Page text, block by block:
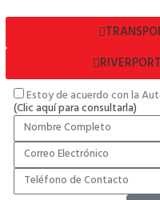
Estoy de acuerdo con la
(Clic aquí para consultarla)